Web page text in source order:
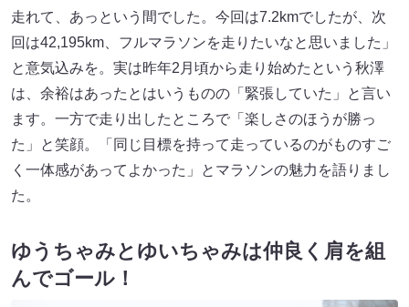
走れて、あっという間でした。今回は7.2kmでしたが、次
回は42,195km、フルマラソンを走りたいなと思いました」
と意気込みを。実は昨年2月頃から走り始めたという秋澤
は、余裕はあったとはいうものの「緊張していた」と言い
ます。一方で走り出したところで「楽しさのほうが勝っ
た」と笑顔。「同じ目標を持って走っているのがものすご
く一体感があってよかった」とマラソンの魅力を語りまし
た。
ゆうちゃみとゆいちゃみは仲良く肩を組
んでゴール！